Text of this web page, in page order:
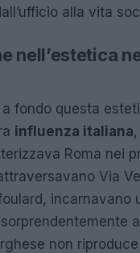
alla vita
nell’estetica
fondo questa
influenza italiana
Roma nei
Via
incarnavano
non riproduce